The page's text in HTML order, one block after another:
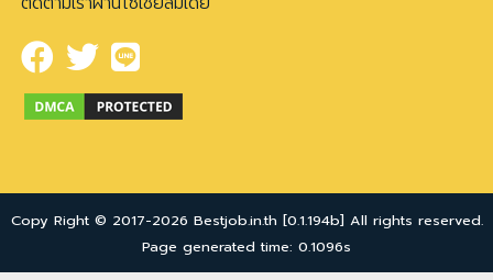
Copy Right © 2017-2026 Bestjob.in.th [0.1.194b] All rights reserved.
Page generated time: 0.1096s